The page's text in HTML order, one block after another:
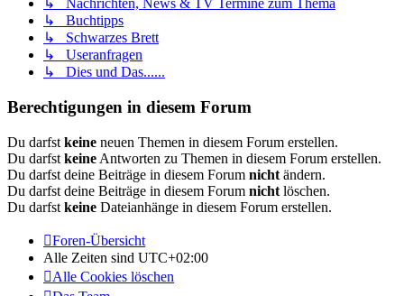
↳ Nachrichten, News & TV Termine zum Thema
↳ Buchtipps
↳ Schwarzes Brett
↳ Useranfragen
↳ Dies und Das......
Berechtigungen in diesem Forum
Du darfst keine neuen Themen in diesem Forum erstellen.
Du darfst keine Antworten zu Themen in diesem Forum erstellen.
Du darfst deine Beiträge in diesem Forum nicht ändern.
Du darfst deine Beiträge in diesem Forum nicht löschen.
Du darfst keine Dateianhänge in diesem Forum erstellen.
Foren-Übersicht
Alle Zeiten sind UTC+02:00
Alle Cookies löschen